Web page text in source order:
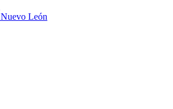
Nuevo León